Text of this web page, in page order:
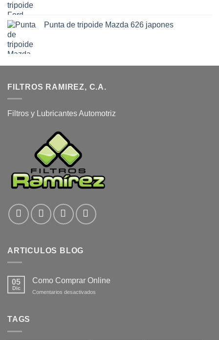
Punta de tripoide Mazda 626 japones
FILTROS RAMIREZ, C.A.
Filtros y Lubricantes Automotriz
ARTICULOS BLOG
05
Dic
Como Comprar Online
Comentarios desactivados
TAGS